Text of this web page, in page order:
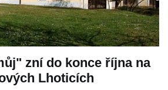
zní do konce října na
Lhoticích